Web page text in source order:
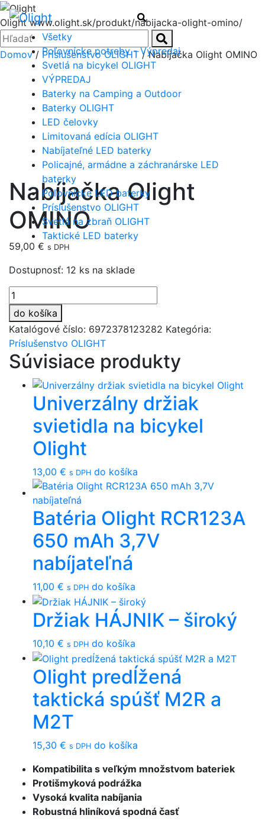
Olightwww.olight.sk/produkt/nabijacka-olight-omino/
Zatvoriť
Hľadať: Hľadať
Hľadať
Všetky
Poľovnícke potreby - Výpredaj
Svetlá na bicykel OLIGHT
VÝPREDAJ
Baterky na Camping a Outdoor
Baterky OLIGHT
LED čelovky
Limitovaná edícia OLIGHT
Nabíjateľné LED baterky
Policajné, armádne a záchranárske LED
baterky
Poľovnícke LED baterky
Príslušenstvo OLIGHT
Svetlá na zbraň OLIGHT
Taktické LED baterky
Domov/ Príslušenstvo OLIGHT/ Nabíjačka Olight OMINO
Nabíjačka Olight
OMINO
59,00 € s DPH
Dostupnosť: 12 ks na sklade
množstvo
Nabíjačka
Olight
OMINO
do košíka
Katalógové číslo: 6972378123282 Kategória:
Príslušenstvo OLIGHT
Súvisiace produkty
Univerzálny držiak
svietidla na bicykel
Olight
13,00 € s DPH do košíka
Batéria Olight RCR123A
650 mAh 3,7V
nabíjateľná
11,00 € s DPH do košíka
Držiak HÁJNIK – široký
10,10 € s DPH do košíka
Olight predĺžená
taktická spúšť M2R a
M2T
15,30 € s DPH do košíka
Kompatibilita s veľkým množstvom bateriek
Protišmyková podrážka
Vysoká kvalita nabíjania
Robustná hliníková spodná časť